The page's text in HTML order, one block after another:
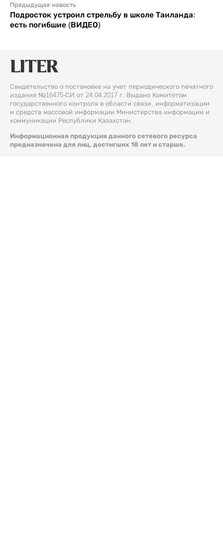
Предыдущая новость
Подросток устроил стрельбу в школе Таиланда:
есть погибшие (ВИДЕО)
Свидетельство о постановке на учет периодического печатного
издания №16475-СИ от 24.04.2017 г. Выдано Комитетом
государственного контроля в области связи, информатизации
и средств массовой информации Министерства информации и
коммуникации Республики Казахстан.
Информационная продукция данного сетевого ресурса
предназначена для лиц, достигших 18 лет и старше.